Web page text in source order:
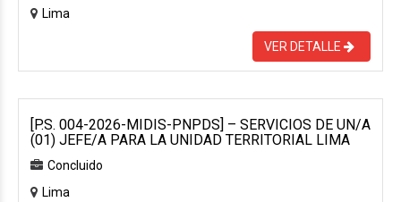
Lima
VER DETALLE
[P.S. 004-2026-MIDIS-PNPDS] – SERVICIOS DE UN/A
(01) JEFE/A PARA LA UNIDAD TERRITORIAL LIMA
Concluido
Lima